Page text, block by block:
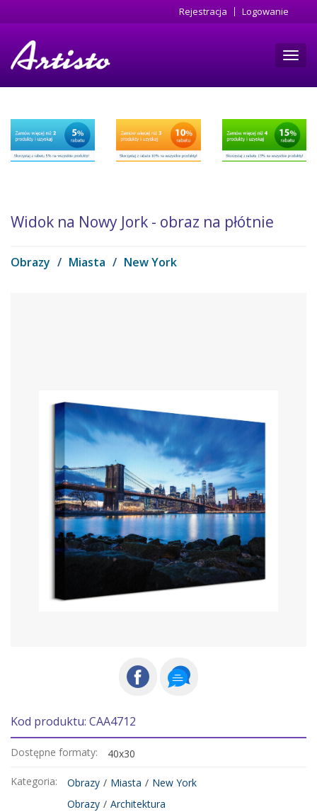
do
Rejestracja Logowanie
Widok na Nowy Jork - obraz na płótnie
Obrazy / Miasta / New York
Kod produktu: CAA4712
Dostępne formaty: 40x30
Kategoria: Obrazy / Miasta / New York
Obrazy / Architektura